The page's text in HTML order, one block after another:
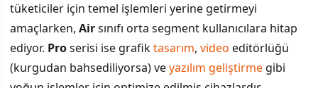
Bütçeyi Doğru Kullanmak
tüketiciler için temel işlemleri yerine getirmeyi
amaçlarken, Airsınıfı orta segment kullanıcılara hitap
ediyor. Proserisi ise grafiktasarım, video editörlüğü
(kurgudan bahsediliyorsa) veyazılım geliştirme gibi